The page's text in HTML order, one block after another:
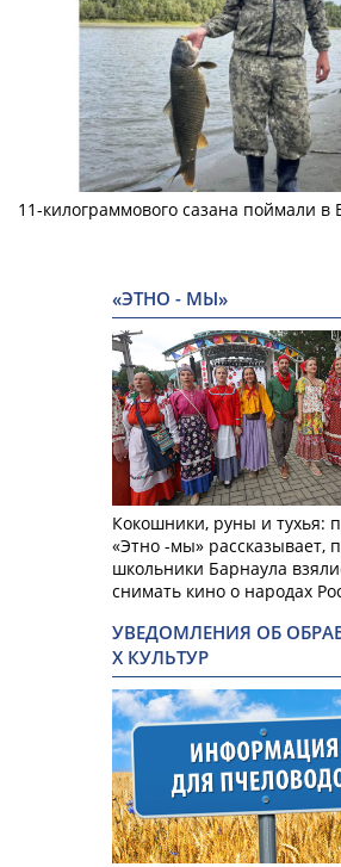
11-килограммового сазана поймали в
«ЭТНО - МЫ»
Кокошники, руны и тухья:
«Этно -мы» рассказывает,
школьники Барнаула
снимать кино о народах
УВЕДОМЛЕНИЯ ОБ
Х КУЛЬТУР